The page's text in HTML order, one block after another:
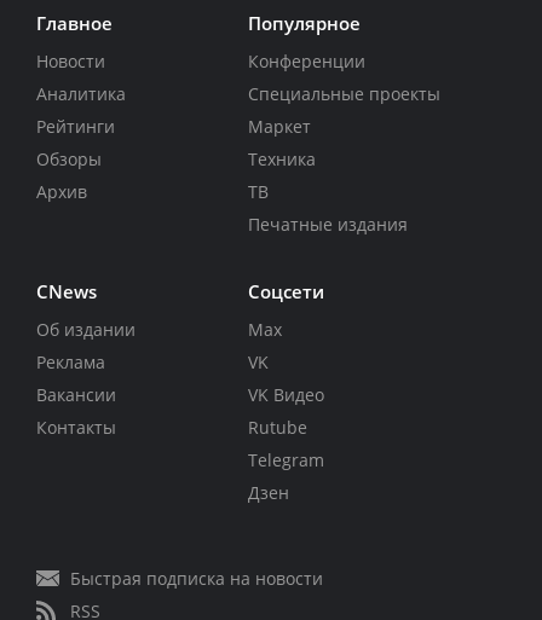
Главное
Новости
Аналитика
Рейтинги
Обзоры
Архив
Популярное
Конференции
Специальные проекты
Маркет
Техника
ТВ
Печатные издания
CNews
Об издании
Реклама
Вакансии
Контакты
Соцсети
Max
VK
VK Видео
Rutube
Telegram
Дзен
Быстрая подписка на новости
RSS